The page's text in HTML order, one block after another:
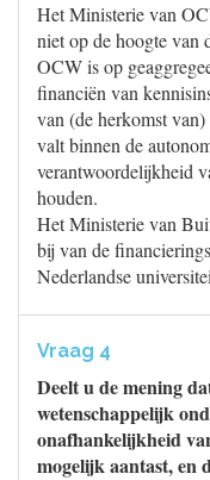
Het Ministerie van
niet op de hoogte van
OCW is op
financiën van
van (de herkomst
valt binnen de
verantwoordelijkheid
houden.
Het Ministerie van
bij van de
Nederlandse
Vraag 4
Deelt u de mening
wetenschappelijk
onafhankelijkheid
mogelijk aantast, en